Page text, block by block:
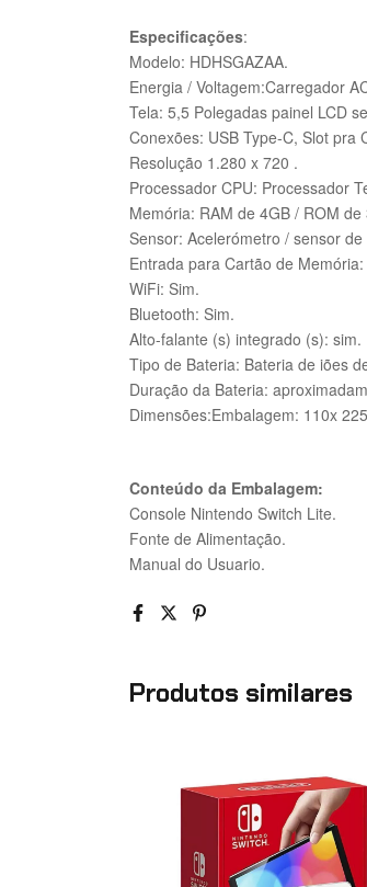
Especificações:
Modelo: HDHSGAZAA.
Energia / Voltagem:Carregador
Tela: 5,5 Polegadas painel LCD
Conexões: USB Type-C, Slot pra
Resolução 1.280 x 720 .
Processador CPU: Processador
Memória: RAM de 4GB / ROM de
Sensor: Acelerómetro / sensor
Entrada para Cartão de Memória:
WiFi: Sim.
Bluetooth: Sim.
Alto-falante (s) integrado (s): sim.
Tipo de Bateria: Bateria de iões
Duração da Bateria:
Dimensões:Embalagem: 110x
Conteúdo da Embalagem:
Console Nintendo Switch Lite.
Fonte de Alimentação.
Manual do Usuario.
Produtos similares